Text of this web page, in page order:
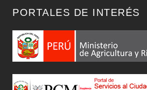
PORTALES DE INTERÉS